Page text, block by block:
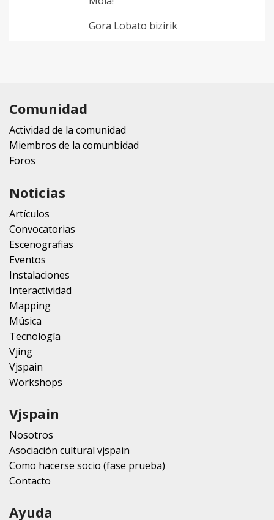
Gora Lobato bizirik
Comunidad
Actividad de la comunidad
Miembros de la comunbidad
Foros
Noticias
Artículos
Convocatorias
Escenografias
Eventos
Instalaciones
Interactividad
Mapping
Música
Tecnología
Vjing
Vjspain
Workshops
Vjspain
Nosotros
Asociación cultural vjspain
Como hacerse socio (fase prueba)
Contacto
Ayuda